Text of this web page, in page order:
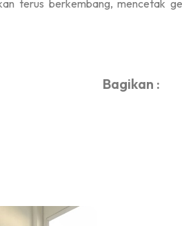
terus berkembang, mencetak
Bagikan :